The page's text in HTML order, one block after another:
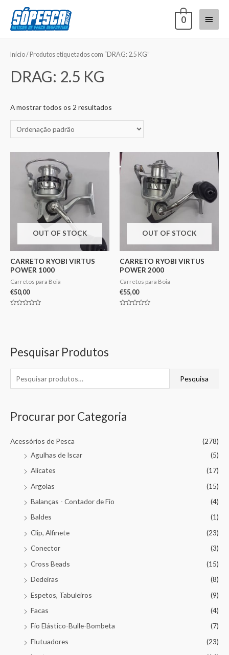
0
Pesquisar Produtos
Pesquisa
Procurar por Categoria
Acessórios de Pesca
(278)
Agulhas de Iscar
(5)
Alicates
(17)
Argolas
(15)
Balanças - Contador de Fio
(4)
Baldes
(1)
Clip, Alfinete
(23)
Conector
(3)
Cross Beads
(15)
Dedeiras
(8)
Espetos, Tabuleiros
(9)
Facas
(4)
Fio Elástico-Bulle-Bombeta
(7)
Flutuadores
(23)
Início/ Produtos etiquetados com “DRAG: 2.5 KG”
DRAG: 2.5 KG
A mostrar todos os 2 resultados
OUT OF STOCK
CARRETO RYOBI VIRTUS
POWER 1000
Carretos para Boia
€50,00
OUT OF STOCK
CARRETO RYOBI VIRTUS
POWER 2000
Carretos para Boia
€55,00